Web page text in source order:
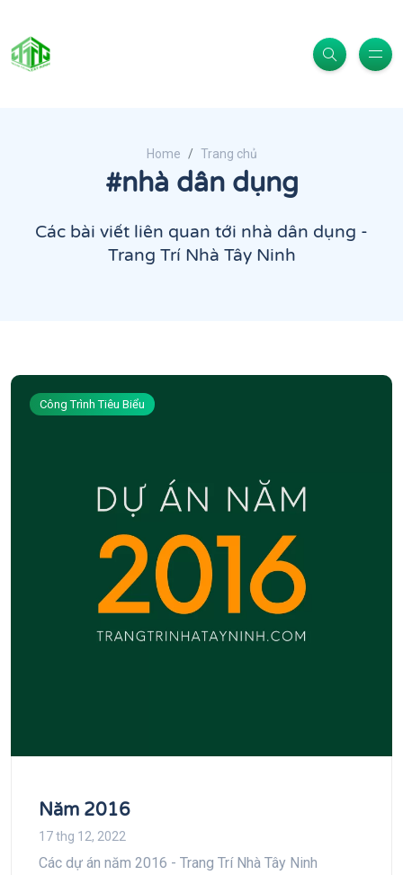
Home Trang chủ
#nhà dân dụng
Các bài viết liên quan tới nhà dân dụng -
Trang Trí Nhà Tây Ninh
Công Trình Tiêu Biểu
Năm 2016
17 thg 12, 2022
Các dự án năm 2016 - Trang Trí Nhà Tây Ninh